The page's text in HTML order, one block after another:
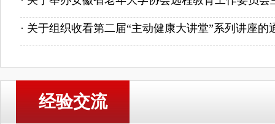
· 关于组织收看第二届“主动健康大讲堂”系列讲座的
经验交流